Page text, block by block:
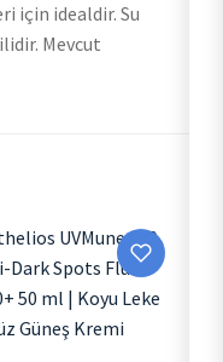
için idealdir. Su
Mevcut